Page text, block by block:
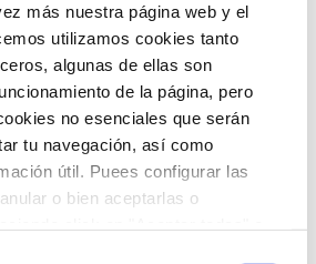
más nuestra página web y el
utilizamos cookies tanto
algunas de ellas son
de la página, pero
no esenciales que serán
tu navegación, así como
útil. Puees configurar las
o bien aceptarlas o